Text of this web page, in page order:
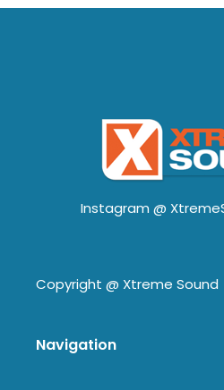
Instagram @
Copyright @ Xtreme Sound
Navigation